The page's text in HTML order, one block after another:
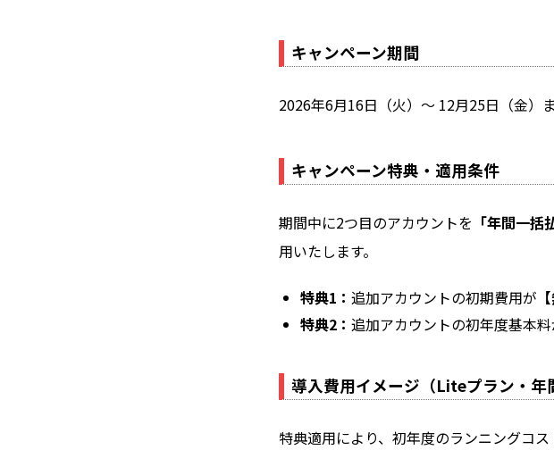
キャンペーン期間
2026年6月16日（火）〜 12月25日（金）
キャンペーン特典・適用条件
期間中に2つ目のアカウントを 「年間一
用いたします。
特典1： 追加アカウントの初期費用が
特典2： 追加アカウントの初年度基本
導入費用イメージ（Liteプラン・年
特典適用により、初年度のランニングコ